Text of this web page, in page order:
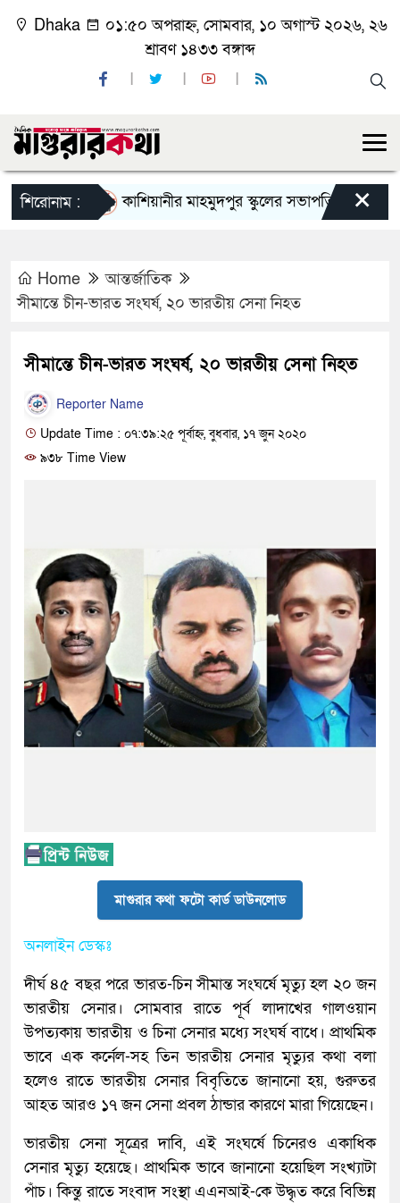
Dhaka
০১:৫০ অপরাহ্ন, সোমবার, ১০ অগাস্ট ২০২৬, ২৬
শ্রাবণ ১৪৩৩ বঙ্গাব্দ
শিরোনাম : কাশিয়ানীর মাহমুদপুর স্কুলের সভাপতি হলেন গোবিন্দ
×
Home
আন্তর্জাতিক
সীমান্তে চীন-ভারত সংঘর্ষ, ২০ ভারতীয় সেনা নিহত
সীমান্তে চীন-ভারত সংঘর্ষ, ২০ ভারতীয় সেনা নিহত
Reporter Name
Update Time : ০৭:৩৯:২৫ পূর্বাহ্ন, বুধবার, ১৭ জুন ২০২০
৯৩৮ Time View
মাগুরার কথা ফটো কার্ড ডাউনলোড
অনলাইন ডেস্কঃ
দীর্ঘ ৪৫ বছর পরে ভারত-চিন সীমান্ত সংঘর্ষে মৃত্যু হল ২০ জন
ভারতীয় সেনার। সোমবার রাতে পূর্ব লাদাখের গালওয়ান
উপত্যকায় ভারতীয় ও চিনা সেনার মধ্যে সংঘর্ষ বাধে। প্রাথমিক
ভাবে এক কর্নেল-সহ তিন ভারতীয় সেনার মৃত্যুর কথা বলা
হলেও রাতে ভারতীয় সেনার বিবৃতিতে জানানো হয়, গুরুতর
আহত আরও ১৭ জন সেনা প্রবল ঠান্ডার কারণে মারা গিয়েছেন।
ভারতীয় সেনা সূত্রের দাবি, এই সংঘর্ষে চিনেরও একাধিক
সেনার মৃত্যু হয়েছে। প্রাথমিক ভাবে জানানো হয়েছিল সংখ্যাটা
পাঁচ। কিন্তু রাতে সংবাদ সংস্থা এএনআই-কে উদ্ধৃত করে বিভিন্ন